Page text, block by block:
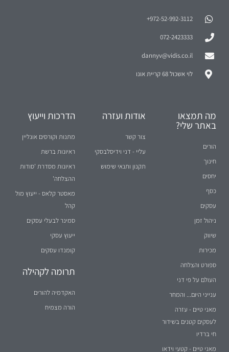
972-52-992-3112⁩+
072-2423333
dannyv@vidis.co.il
לוי אשכול 68 קריית אונו
מה תמצאו
באתר שלי?
הורים
חינוך
יחסים
כסף
עסקים
ניהול זמן
שיווק
מכירות
ספורט והצלחה
העולם על פי דני
ענייני היום... והמחר
מאני טיים - עזרה
לעסקים קטנים בשידור
חי ברדיו
מאני טיים - קטעי וידאו
אודות ועזרה
צור קשר
עליי - דני וידיסלבסקי
תקנון ותנאי שימוש
הדרכות וייעוץ
מתנות וקורסים אונליין
ראיונות ברשת
ראיונות מסדרת 'סודות
ההצלחה'
מאסטר קלאס - ייעוץ מול
קהל
סמינר לבעלי עסקים
ייעוץ עסקי
קומנדו עסקים
תרומה לקהילה
האקדמיה להורים
הורה מצמיח